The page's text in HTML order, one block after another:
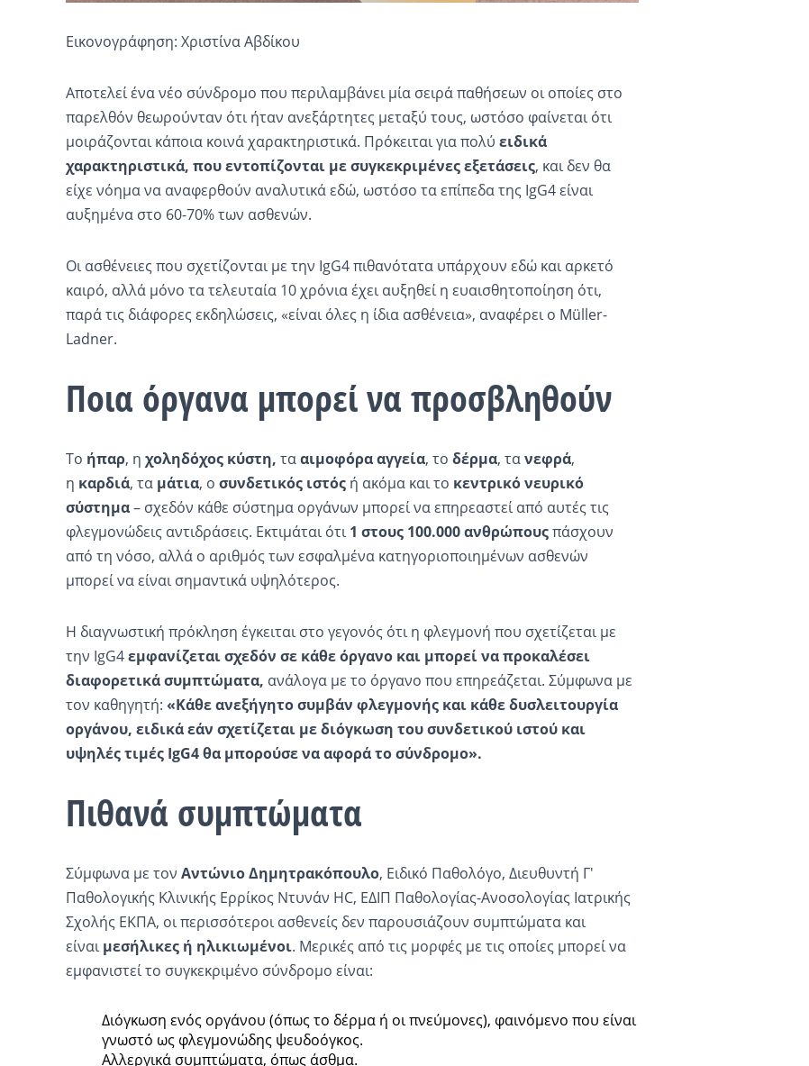
Εικονογράφηση: Χριστίνα Αβδίκου
Αποτελεί ένα νέο σύνδρομο που περιλαμβάνει μία σειρά παθήσεων οι οποίες στο
παρελθόν θεωρούνταν ότι ήταν ανεξάρτητες μεταξύ τους, ωστόσο φαίνεται ότι
μοιράζονται κάποια κοινά χαρακτηριστικά. Πρόκειται για πολύ ειδικά
χαρακτηριστικά, που εντοπίζονται με συγκεκριμένες εξετάσεις, και δεν θα
είχε νόημα να αναφερθούν αναλυτικά εδώ, ωστόσο τα επίπεδα της IgG4 είναι
αυξημένα στο 60-70% των ασθενών.
Οι ασθένειες που σχετίζονται με την IgG4 πιθανότατα υπάρχουν εδώ και αρκετό
καιρό, αλλά μόνο τα τελευταία 10 χρόνια έχει αυξηθεί η ευαισθητοποίηση ότι,
παρά τις διάφορες εκδηλώσεις, «είναι όλες η ίδια ασθένεια», αναφέρει ο Müller-
Ladner.
Ποια όργανα μπορεί να προσβληθούν
Το ήπαρ, η χοληδόχος κύστη, τααιμοφόρα αγγεία, το δέρμα, τανεφρά,
η καρδιά, τα μάτια, ο συνδετικός ιστόςή ακόμα και το κεντρικό νευρικό
σύστημα– σχεδόν κάθε σύστημα οργάνων μπορεί να επηρεαστεί από αυτές τις
φλεγμονώδεις αντιδράσεις. Εκτιμάται ότι1 στους 100.000 ανθρώπουςπάσχουν
από τη νόσο, αλλά ο αριθμός των εσφαλμένα κατηγοριοποιημένων ασθενών
μπορεί να είναι σημαντικά υψηλότερος.
Η διαγνωστική πρόκληση έγκειται στο γεγονός ότι η φλεγμονή που σχετίζεται με
την IgG4εμφανίζεται σχεδόν σε κάθε όργανο και μπορεί να προκαλέσει
διαφορετικά συμπτώματα, ανάλογα με το όργανο που επηρεάζεται. Σύμφωνα με
τον καθηγητή: «Κάθε ανεξήγητο συμβάν φλεγμονής και κάθε δυσλειτουργία
οργάνου, ειδικά εάν σχετίζεται με διόγκωση του συνδετικού ιστού και
υψηλές τιμές IgG4 θα μπορούσε να αφορά το σύνδρομο».
Πιθανά συμπτώματα
Σύμφωνα με τον Αντώνιο Δημητρακόπουλο, Ειδικό Παθολόγο, Διευθυντή Γ'
Παθολογικής Κλινικής Ερρίκος Ντυνάν HC, ΕΔΙΠ Παθολογίας-Ανοσολογίας Ιατρικής
Σχολής ΕΚΠΑ, οι περισσότεροι ασθενείς δεν παρουσιάζουν συμπτώματα και
είναιμεσήλικες ή ηλικιωμένοι. Μερικές από τις μορφές με τις οποίες μπορεί να
εμφανιστεί το συγκεκριμένο σύνδρομο είναι:
Διόγκωση ενός οργάνου (όπως το δέρμα ή οι πνεύμονες), φαινόμενο που είναι
γνωστό ως φλεγμονώδης ψευδοόγκος.
Αλλεργικά συμπτώματα, όπως άσθμα.